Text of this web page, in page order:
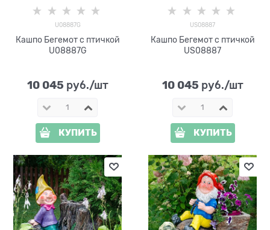
U08887G
Кашпо Бегемот с птичкой
U08887G
10 045 руб./шт
КУПИТЬ
US08887
Кашпо Бегемот с птичкой
US08887
10 045 руб./шт
КУПИТЬ